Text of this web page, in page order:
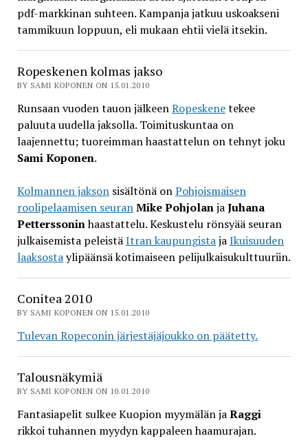
pdf-markkinan suhteen. Kampanja jatkuu uskoakseni
tammikuun loppuun, eli mukaan ehtii vielä itsekin.
Ropeskenen kolmas jakso
BY SAMI KOPONEN ON 15.01.2010
Runsaan vuoden tauon jälkeenRopeskenetekee
paluuta uudella jaksolla. Toimituskuntaa on
laajennettu; tuoreimman haastattelun on tehnyt joku
Sami Koponen.
Kolmannen jaksonsisältönä onPohjoismaisen
roolipelaamisen seuranMike PohjolanjaJuhana
Petterssoninhaastattelu. Keskustelu rönsyää seuran
julkaisemista peleistäItran kaupungistajaIkuisuuden
laaksostaylipäänsä kotimaiseen pelijulkaisukulttuuriin.
Conitea 2010
BY SAMI KOPONEN ON 15.01.2010
Tulevan Ropeconin järjestäjäjoukko on päätetty.
Talousnäkymiä
BY SAMI KOPONEN ON 10.01.2010
Fantasiapelit sulkee Kuopion myymälän jaRaggi
rikkoi tuhannen myydyn kappaleen haamurajan.